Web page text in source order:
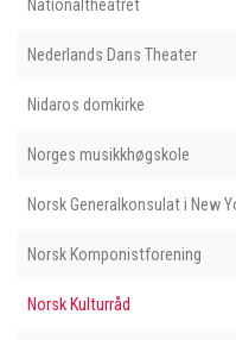
Nationaltheatret
Nederlands Dans Theater
Nidaros domkirke
Norges musikkhøgskole
Norsk Generalkonsulat i New
Norsk Komponistforening
Norsk Kulturråd